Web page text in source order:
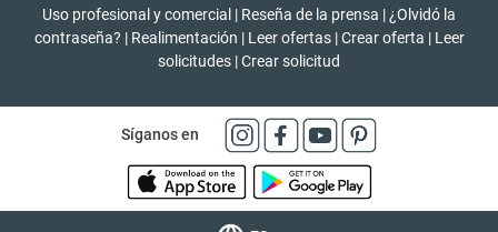
Uso profesional y comercial | Reseña de la prensa | ¿Olvidó la
contraseña? | Realimentación | Leer ofertas | Crear oferta | Leer
solicitudes |Crear solicitud
Síganos en